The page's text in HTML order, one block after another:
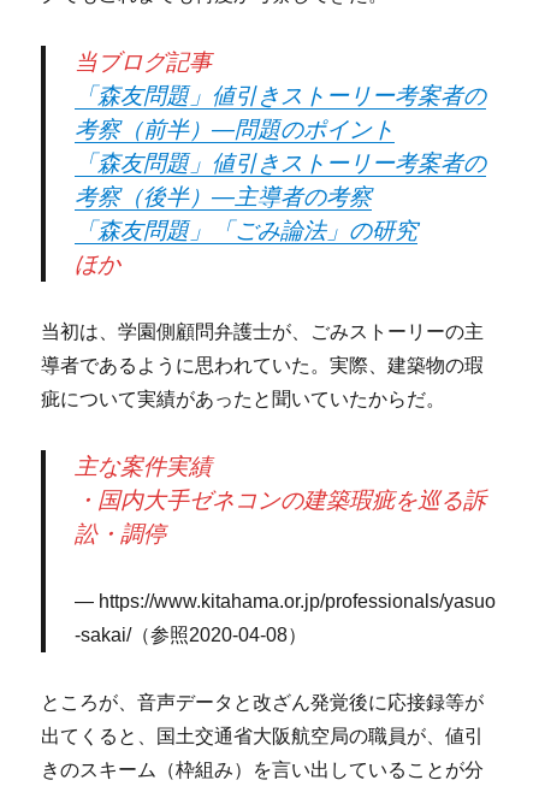
当ブログ記事
「森友問題」値引きストーリー考案者の
考察（前半）―問題のポイント
「森友問題」値引きストーリー考案者の
考察（後半）―主導者の考察
「森友問題」「ごみ論法」の研究
ほか
当初は、学園側顧問弁護士が、ごみストーリーの主
導者であるように思われていた。実際、建築物の瑕
疵について実績があったと聞いていたからだ。
主な案件実績
・国内大手ゼネコンの建築瑕疵を巡る訴
訟・調停
https://www.kitahama.or.jp/professionals/yasuo
-sakai/（参照2020-04-08）
ところが、音声データと改ざん発覚後に応接録等が
出てくると、国土交通省大阪航空局の職員が、値引
きのスキーム（枠組み）を言い出していることが分